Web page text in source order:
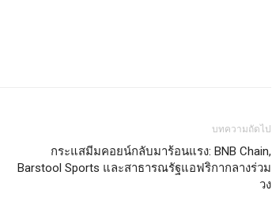
บทความถัดไป
กระแสมีมคอยน์กลับมาร้อนแรง: BNB Chain,
Barstool Sports และสาธารณรัฐแอฟริกากลางร่วม
วง